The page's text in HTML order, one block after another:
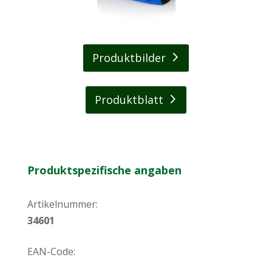
Produktbilder
Produktblatt
Produktspezifische angaben
Artikelnummer:
34601
EAN-Code: